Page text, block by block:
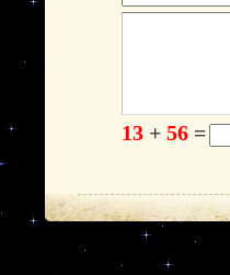
13 + 56 =